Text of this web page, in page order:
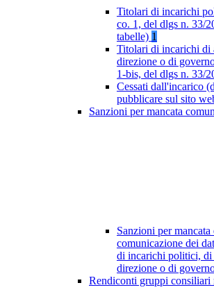
Titolari di incarichi
co. 1, del dlgs n. 33/
tabelle) 1
Titolari di incarichi di
direzione o di
1-bis, del dlgs n. 33/
Cessati dall'incarico
pubblicare sul sito
Sanzioni per mancata
Sanzioni per
comunicazione dei
di incarichi politici, di
direzione o di
Rendiconti gruppi